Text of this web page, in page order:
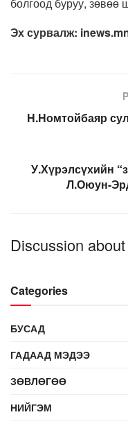
Эх сурвалж:
Н.Номтойбаяр
У.Хүрэлсүхийн
Л.Оюун-
Discussion
Categories
БУСАД
ГАДААД МЭДЭЭ
ЗӨВЛӨГӨӨ
НИЙГЭМ